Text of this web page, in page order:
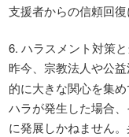
支援者からの信頼回復
6. ハラスメント対策
昨今、宗教法人や公
的に大きな関心を集
ハラが発生した場合
に発展しかねません